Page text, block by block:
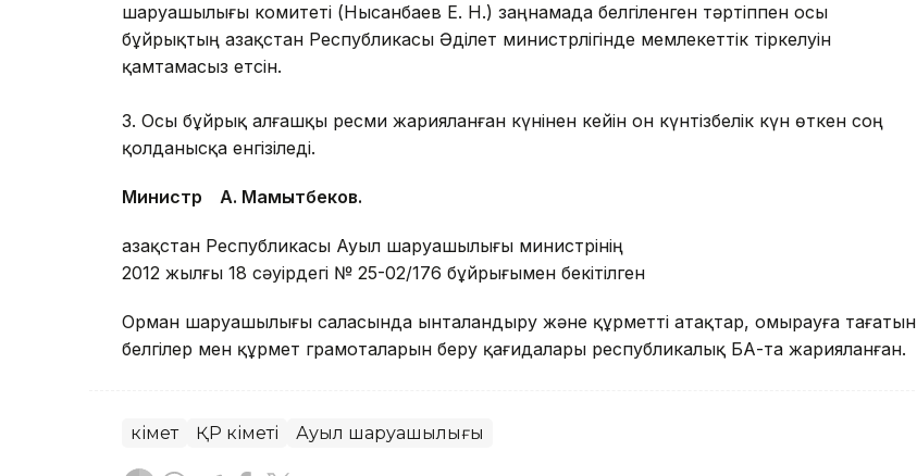
шаруашылығы комитеті (Нысанбаев Е. Н.) заңнамада белгіленген тәртіппен осы
бұйрықтың Қазақстан Республикасы Әділет министрлігінде мемлекеттік тіркелуін
қамтамасыз етсін.
3. Осы бұйрық алғашқы ресми жарияланған күнінен кейін он күнтізбелік күн өткен соң
қолданысқа енгізіледі.
Министр А. Мамытбеков.
Қазақстан Республикасы Ауыл шаруашылығы министрінің
2012 жылғы 18 сәуірдегі № 25-02/176 бұйрығымен бекітілген
Орман шаруашылығы саласында ынталандыру және құрметті атақтар, омырауға тағатын
белгілер мен құрмет грамоталарын беру қағидалары республикалық БАҚ-та жарияланған.
Үкімет ҚР Үкіметі Ауыл шаруашылығы